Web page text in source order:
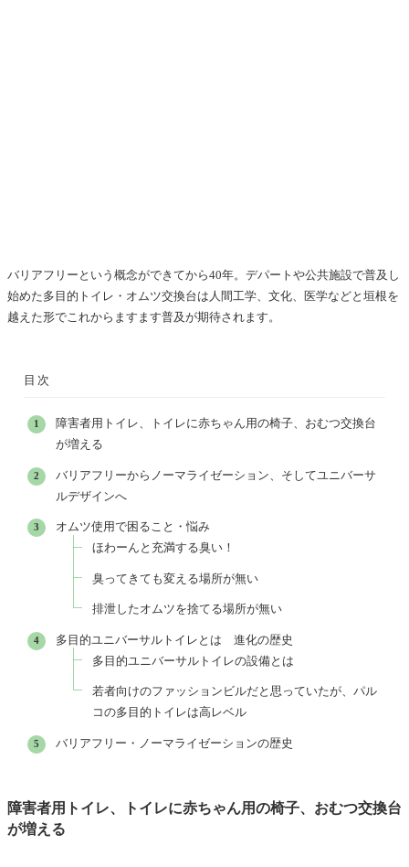
バリアフリーという概念ができてから40年。デパートや公共施設で普及し
始めた多目的トイレ・オムツ交換台は人間工学、文化、医学などと垣根を
越えた形でこれからますます普及が期待されます。
目次
障害者用トイレ、トイレに赤ちゃん用の椅子、おむつ交換台
が増える
バリアフリーからノーマライゼーション、そしてユニバーサ
ルデザインへ
オムツ使用で困ること・悩み
ほわーんと充満する臭い！
臭ってきても変える場所が無い
排泄したオムツを捨てる場所が無い
多目的ユニバーサルトイレとは 進化の歴史
多目的ユニバーサルトイレの設備とは
若者向けのファッションビルだと思っていたが、パル
コの多目的トイレは高レベル
バリアフリー・ノーマライゼーションの歴史
障害者用トイレ、トイレに赤ちゃん用の椅子、おむつ交換台
が増える